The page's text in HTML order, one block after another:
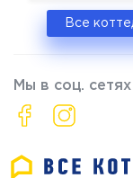
Все
Мы в соц. сетях